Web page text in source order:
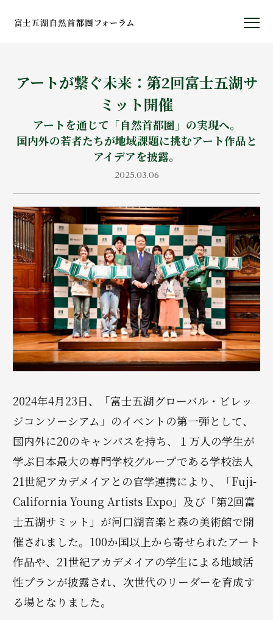
富士五湖ヤング・アーティスト・
コンソーシアム
アートが繋ぐ未来：第2回富士五湖サ
ミット開催
アートを通じて「自然首都圏」の実現へ。
国内外の若者たちが地域課題に挑むアート作品と
アイデアを披露。
2025.03.06
2024年4月23日、「富士五湖グローバル・ビレッ
ジコンソーシアム」のイベントの第一弾として、
国内外に20のキャンパスを持ち、１万人の学生が
学ぶ日本最大の専門学校グループである学校法人
21世紀アカデメイアとの官学連携により、「Fuji-
California Young Artists Expo」及び「第2回富
士五湖サミット」が河口湖音楽と森の美術館で開
催されました。100か国以上から寄せられたアート
作品や、21世紀アカデメイアの学生による地域活
性プランが披露され、次世代のリーダーを育成す
る場となりました。